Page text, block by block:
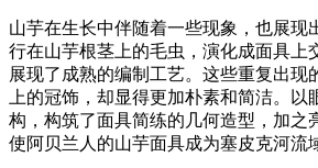
山芋在生长中伴随着一些现象，也展现
行在山芋根茎上的毛虫，演化成面具上
展现了成熟的编制工艺。这些重复出现
上的冠饰，却显得更加朴素和简洁。以
构，构筑了面具简练的几何造型，加之
使阿贝兰人的山芋面具成为塞皮克河流